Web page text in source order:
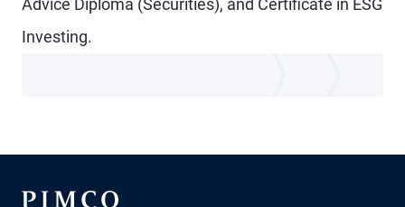
Advice Diploma (Securities), and Certificate in ESG
Investing.